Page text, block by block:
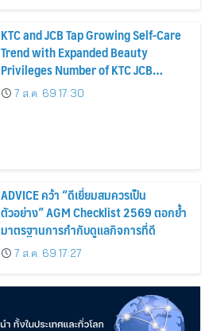
KTC and JCB Tap Growing Self-Care
Trend with Expanded Beauty
Privileges Number of KTC JCB
Cardmembers Spending on
Cosmetics Rises 26%
7 ส.ค. 69 17:30
ADVICE คว้า “ดีเยี่ยมสมควรเป็น
ตัวอย่าง” AGM Checklist 2569 ตอกย้ำ
มาตรฐานการกำกับดูแลกิจการที่ดี
7 ส.ค. 69 17:27